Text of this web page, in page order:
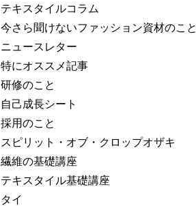
テキスタイルコラム
今さら聞けないファッション資材のこと
ニュースレター
特にオススメ記事
研修のこと
自己成長シート
採用のこと
スピリット・オブ・クロップオザキ
繊維の基礎講座
テキスタイル基礎講座
タイ